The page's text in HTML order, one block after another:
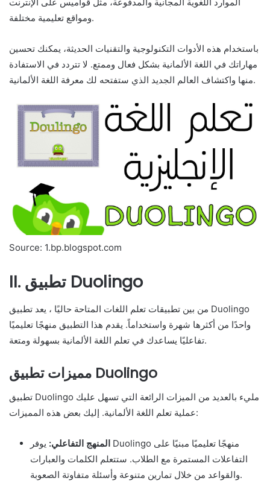
ومواقع تعليمية مختلفة.
باستخدام هذه الأدوات التكنولوجية والتقنيات الحديثة، يمكنك تحسين
مهاراتك في اللغة الألمانية بشكل فعال وممتع. لا تتردد في الاستفادة
منها واكتشاف العالم الجديد الذي ستفتحه لك معرفة اللغة الألمانية.
Source: 1.bp.blogspot.com
II. تطبيق Duolingo
من بين تطبيقات تعلم اللغات المتاحة حاليًا ، يعد تطبيق Duolingo
واحدًا من أكثرها شهرة واستخداماً. يقدم هذا التطبيق منهجًا تعليميًا
تفاعليًا يساعدك في تعلم اللغة الألمانية بسهولة ومتعة.
مميزات تطبيق Duolingo
تطبيق Duolingo مليء بالعديد من الميزات الرائعة التي تسهل عليك
عملية تعلم اللغة الألمانية. إليك بعض هذه المميزات:
المنهج التفاعلي: يوفر Duolingo منهجًا تعليميًا مبنيًا على
التفاعلات المستمرة مع الطلاب. ستتعلم الكلمات والعبارات
والقواعد من خلال تمارين متنوعة وأسئلة متفاوتة الصعوبة.